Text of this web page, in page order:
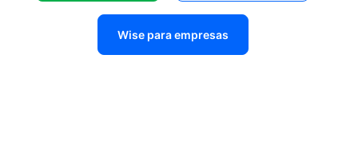
Wise para empresas